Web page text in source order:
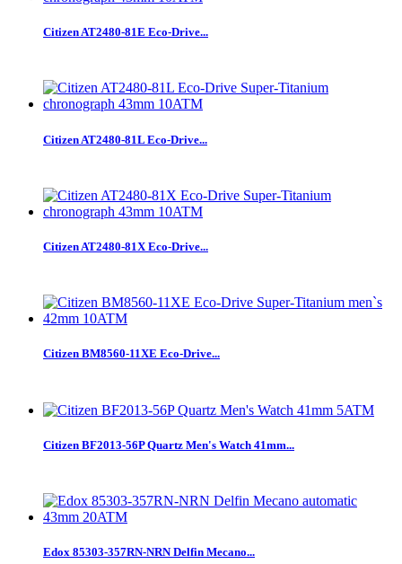
Citizen AT2480-81E Eco-Drive...
Citizen AT2480-81L Eco-Drive...
Citizen AT2480-81X Eco-Drive...
Citizen BM8560-11XE Eco-Drive...
Citizen BF2013-56P Quartz Men's Watch 41mm...
Edox 85303-357RN-NRN Delfin Mecano...